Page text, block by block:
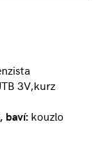
3V,kurz
baví: kouzlo